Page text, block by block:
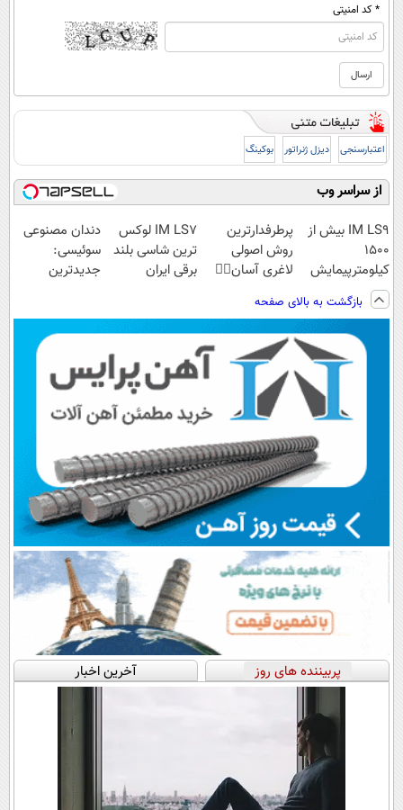
* کد امنیتی
اعتبارسنجی دیزل ژنراتور بوکینگ
از سراسر وب
IM LS9 بیش از
1500
کیلومترپیمایش
با یکبار شارژ
پرطرفدارترین
روش اصولی
لاغری آسان👈🏻
گیاهی(تخفیف
فقط امروز)
IM LS7 لوکس
ترین شاسی بلند
برقی ایران
دندان مصنوعی
سوئیسی:
جدیدترین
پرداخت قسطی
بازگشت به بالای صفحه
پربیننده های روز آخرین اخبار